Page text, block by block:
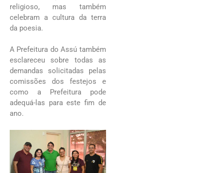
religioso, mas também
celebram a cultura da terra
da poesia.
A Prefeitura do Assú também
esclareceu sobre todas as
demandas solicitadas pelas
comissões dos festejos e
como a Prefeitura pode
adequá-las para este fim de
ano.